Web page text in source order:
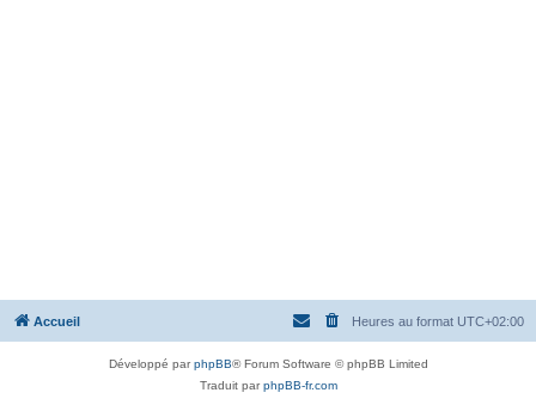
Accueil Heures au format UTC+02:00
Développé parphpBB® Forum Software © phpBB Limited
Traduit parphpBB-fr.com